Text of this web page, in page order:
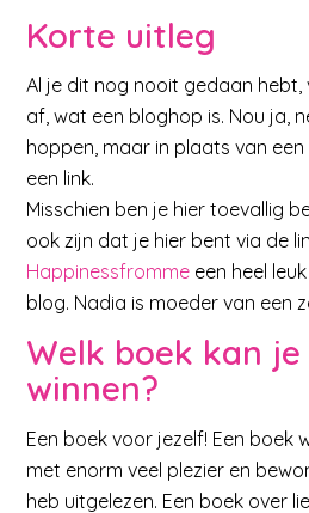
Korte uitleg
Al je dit nog nooit gedaan hebt,
af, wat een bloghop is. Nou ja,
hoppen, maar in plaats van
een link.
Misschien ben je hier toevallig
ook zijn dat je hier bent via de
Happinessfromme een heel
blog. Nadia is moeder van een
Welk boek kan
winnen?
Een boek voor jezelf! Een boek
met enorm veel plezier en
heb uitgelezen. Een boek over